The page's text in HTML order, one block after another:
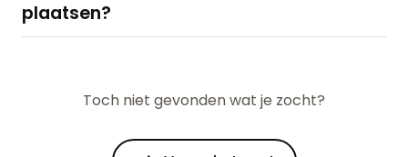
plaatsen?
Toch niet gevonden wat je zocht?